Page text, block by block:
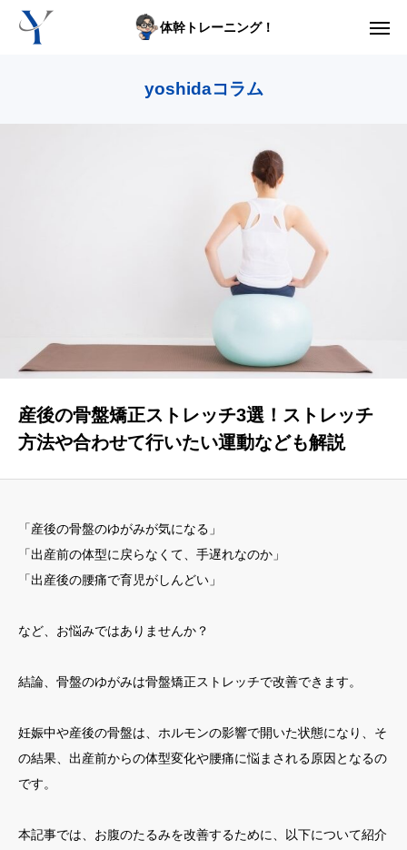
体幹トレーニング！
yoshidaコラム
産後の骨盤矯正ストレッチ3選！ストレッチ
方法や合わせて行いたい運動なども解説
「産後の骨盤のゆがみが気になる」
「出産前の体型に戻らなくて、手遅れなのか」
「出産後の腰痛で育児がしんどい」
など、お悩みではありませんか？
結論、骨盤のゆがみは骨盤矯正ストレッチで改善できます。
妊娠中や産後の骨盤は、ホルモンの影響で開いた状態になり、そ
の結果、出産前からの体型変化や腰痛に悩まされる原因となるの
です。
本記事では、お腹のたるみを改善するために、以下について紹介
からだの悩み動画集
トップ画面ガイド
yoshidaコラム